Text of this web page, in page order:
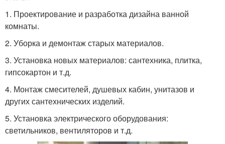
1. Проектирование и разработка дизайна ванной
комнаты.
2. Уборка и демонтаж старых материалов.
3. Установка новых материалов: сантехника, плитка,
гипсокартон и т.д.
4. Монтаж смесителей, душевых кабин, унитазов и
других сантехнических изделий.
5. Установка электрического оборудования:
светильников, вентиляторов и т.д.